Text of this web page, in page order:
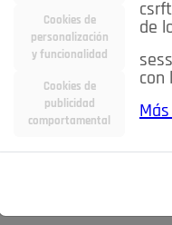
Cookies de
personalización
y funcionalidad
Cookies de
publicidad
comportamental
de
con